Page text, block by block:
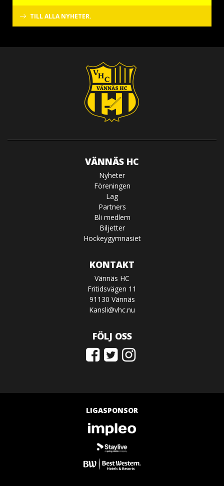
TILL ALLA NYHETER.
VÄNNÄS HC
Nyheter
Föreningen
Lag
Partners
Bli medlem
Biljetter
Hockeygymnasiet
KONTAKT
Vännäs HC
Fritidsvägen 11
91130 Vännäs
Kansli@vhc.nu
FÖLJ OSS
LIGASPONSOR